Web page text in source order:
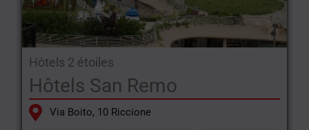
Hôtels 2 étoiles
Hôtels San Remo
Via Boito, 10 Riccione